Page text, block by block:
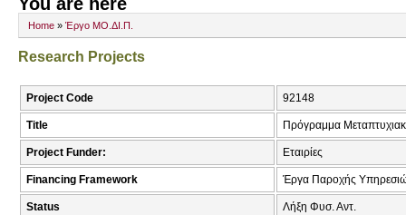
Home » Έργο ΜΟ.ΔΙ.Π.
Research Projects
Project Code 92148
Title Πρόγραμμα
Project Funder: Εταιρίες
Financing Framework Έργα Παροχής
Status Λήξη Φυσ. Αντ.